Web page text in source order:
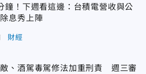
鐘！下週看這邊：台積電營收與公
息秀上陣
財經
、酒駕毒駕修法加重刑責 週三審